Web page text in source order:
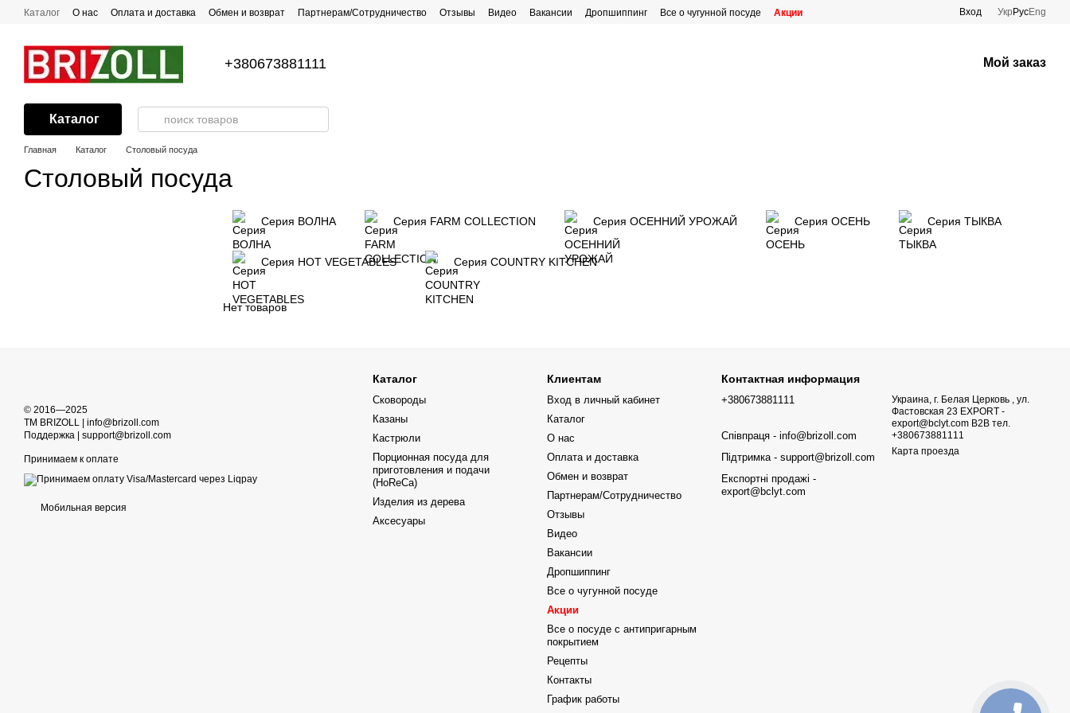
Перейти к основному контенту
Каталог О нас Оплата и доставка Обмен и возврат Партнерам/Сотрудничество Отзывы Видео Вакансии Дропшиппинг Все о чугунной посуде
Акции
Вход Укр РусEng
+380673881111 Мой заказ
Каталог
Главная Каталог Столовый посуда
Столовый посуда
Серия ВОЛНА Серия FARM COLLECTION Серия ОСЕННИЙ УРОЖАЙ Серия ОСЕНЬ Серия ТЫКВА
Серия HOT VEGETABLES Серия COUNTRY KITCHEN
Нет товаров
© 2016—2025
TM BRIZOLL | info@brizoll.com
Поддержка | support@brizoll.com
Принимаем к оплате
Мобильная версия
Каталог
Сковороды
Казаны
Кастрюли
Порционная посуда для
приготовления и подачи
(HoReCa)
Изделия из дерева
Аксесуары
Клиентам
Вход в личный кабинет
Каталог
О нас
Оплата и доставка
Обмен и возврат
Партнерам/Сотрудничество
Отзывы
Видео
Вакансии
Дропшиппинг
Все о чугунной посуде
Акции
Все о посуде с антипригарным
покрытием
Рецепты
Контакты
График работы
Контактная информация
+380673881111
Співпраця - info@brizoll.com
Підтримка - support@brizoll.com
Експортні продажі -
export@bclyt.com
Украина, г. Белая Церковь , ул.
Фастовская 23 EXPORT -
export@bclyt.com B2B тел.
+380673881111
Карта проезда